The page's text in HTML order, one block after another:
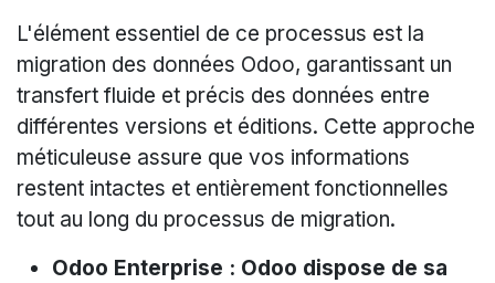
L'élément essentiel de ce processus est la
migration des données Odoo, garantissant un
transfert fluide et précis des données entre
différentes versions et éditions. Cette approche
méticuleuse assure que vos informations
restent intactes et entièrement fonctionnelles
tout au long du processus de migration.
Odoo Enterprise : Odoo dispose de sa